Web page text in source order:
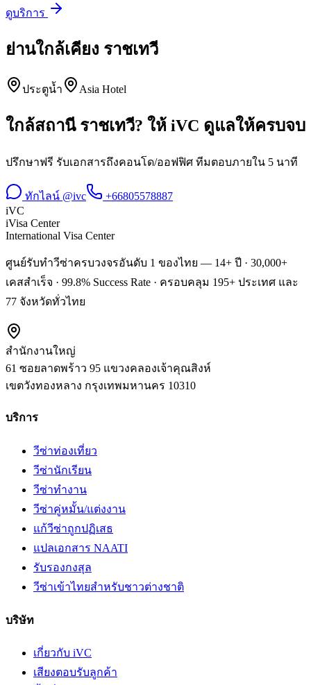
ดูบริการ
ย่านใกล้เคียง ราชเทวี
ประตูน้ำ Asia Hotel
ใกล้สถานี ราชเทวี? ให้ iVC ดูแลให้ครบจบ
ปรึกษาฟรี รับเอกสารถึงคอนโด/ออฟฟิศ ทีมตอบภายใน 5 นาที
ทักไลน์ @ivc
+66805578887
iVC
iVisa Center
International Visa Center
ศูนย์รับทำวีซ่าครบวงจรอันดับ 1 ของไทย — 14+ ปี · 30,000+
เคสสำเร็จ · 99.8% Success Rate · ครอบคลุม 195+ ประเทศ และ
77 จังหวัดทั่วไทย
สำนักงานใหญ่
61 ซอยลาดพร้าว 95 แขวงคลองเจ้าคุณสิงห์
เขตวังทองหลาง กรุงเทพมหานคร 10310
บริการ
วีซ่าท่องเที่ยว
วีซ่านักเรียน
วีซ่าทำงาน
วีซ่าคู่หมั้น/แต่งงาน
แก้วีซ่าถูกปฏิเสธ
แปลเอกสาร NAATI
รับรองกงสุล
วีซ่าเข้าไทยสำหรับชาวต่างชาติ
บริษัท
เกี่ยวกับ iVC
เสียงตอบรับลูกค้า